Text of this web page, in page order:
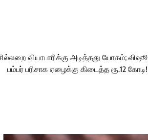
வியாபாரிக்கு அடித்தது யோகம்; விஷூ
பம்பர் பரிசாக ஏழைக்கு கிடைத்த ரூ.12 கோடி!